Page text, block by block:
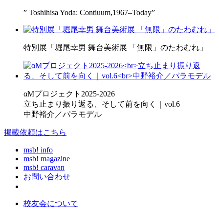
” Toshihisa Yoda: Contiuum,1967–Today”
特別展「堀尾幸男 舞台美術展 「無限」のたわむれ」
αMプロジェクト2025-2026
立ち止まり振り返る、そして前を向く｜vol.6
中野裕介／パラモデル
掲載依頼はこちら
msb! info
msb! magazine
msb! caravan
お問い合わせ
校友会について